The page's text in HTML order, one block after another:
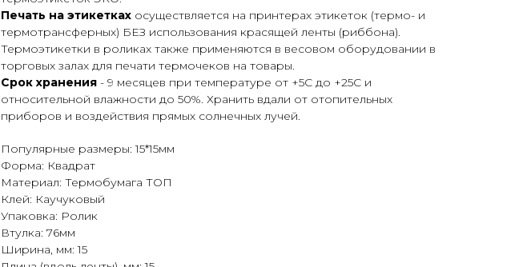
Печать на этикетках осуществляется на принтерах этикеток (термо- и
термотрансферных) БЕЗ использования красящей ленты (риббона).
Термоэтикетки в роликах также применяются в весовом оборудовании в
торговых залах для печати термочеков на товары.
Срок хранения - 9 месяцев при температуре от +5С до +25С и
относительной влажности до 50%. Хранить вдали от отопительных
приборов и воздействия прямых солнечных лучей.
Популярные размеры: 15*15мм
Форма: Квадрат
Материал: Термобумага ТОП
Клей: Каучуковый
Упаковка: Ролик
Втулка: 76мм
Ширина, мм: 15